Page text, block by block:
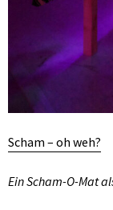
Scham – oh weh?
Ein Scham-O-Mat